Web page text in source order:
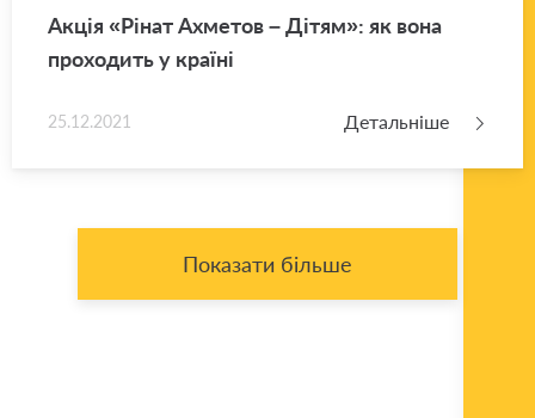
Акція «Рінат Ахме­тов – Дітям»: як вона
про­хо­дить у кра­ї­ні
25.12.2021 Детальніше
Показати більше